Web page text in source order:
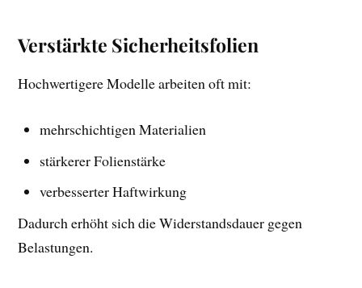
Verstärkte Sicherheitsfolien
Hochwertigere Modelle arbeiten oft mit:
mehrschichtigen Materialien
stärkerer Folienstärke
verbesserter Haftwirkung
Dadurch erhöht sich die Widerstandsdauer gegen
Belastungen.